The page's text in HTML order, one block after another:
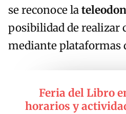
se reconoce la
posibilidad de realizar
mediante plataformas
Feria del Libro
horarios y